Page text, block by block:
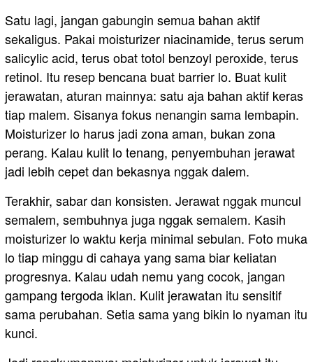
Satu lagi, jangan gabungin semua bahan aktif
sekaligus. Pakai moisturizer niacinamide, terus serum
salicylic acid, terus obat totol benzoyl peroxide, terus
retinol. Itu resep bencana buat barrier lo. Buat kulit
jerawatan, aturan mainnya: satu aja bahan aktif keras
tiap malem. Sisanya fokus nenangin sama lembapin.
Moisturizer lo harus jadi zona aman, bukan zona
perang. Kalau kulit lo tenang, penyembuhan jerawat
jadi lebih cepet dan bekasnya nggak dalem.
Terakhir, sabar dan konsisten. Jerawat nggak muncul
semalem, sembuhnya juga nggak semalem. Kasih
moisturizer lo waktu kerja minimal sebulan. Foto muka
lo tiap minggu di cahaya yang sama biar keliatan
progresnya. Kalau udah nemu yang cocok, jangan
gampang tergoda iklan. Kulit jerawatan itu sensitif
sama perubahan. Setia sama yang bikin lo nyaman itu
kunci.